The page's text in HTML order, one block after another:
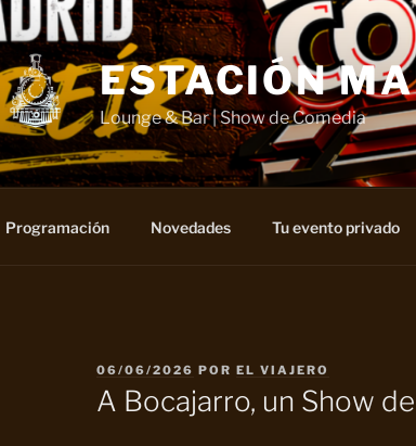
ESTACIÓN
Lounge & Bar | Show de Comedia
Programación Novedades Tu evento privado
PUBLICADO
EL
06/06/2026 POR EL VIAJERO
A Bocajarro, un Show